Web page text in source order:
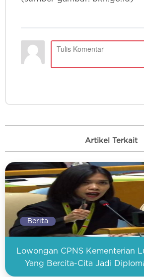
Artikel Terkait
Berita
Lowongan CPNS Kementerian
Yang Bercita-Cita Jadi